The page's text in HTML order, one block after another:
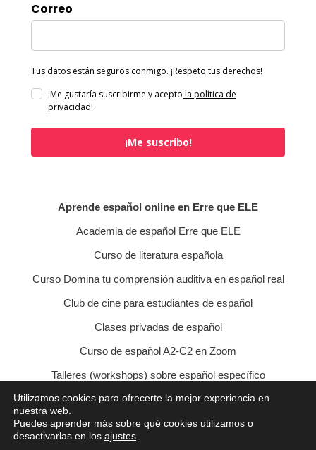
Correo
Tus datos están seguros conmigo. ¡Respeto tus derechos!
¡Me gustaría suscribirme y acepto la política de
privacidad!
¡Me suscribo!
Aprende español online en Erre que ELE
Academia de español Erre que ELE
Curso de literatura española
Curso Domina tu comprensión auditiva en español real
Club de cine para estudiantes de español
Clases privadas de español
Curso de español A2-C2 en Zoom
Talleres (workshops) sobre español específico
Curso de conversación veraniego
Política de privacidad
Política de cookies
Condiciones de contratación
Utilizamos cookies para ofrecerte la mejor experiencia en
nuestra web.
Puedes aprender más sobre qué cookies utilizamos o
desactivarlas en los ajustes